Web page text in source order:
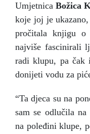
Umjetnica Božica
koje joj je
pročitala knjigu
najviše fascinirali
radi klupu, pa čak
donijeti vodu za
“Ta djeca su na
sam se odlučila
na poleđini klupe,